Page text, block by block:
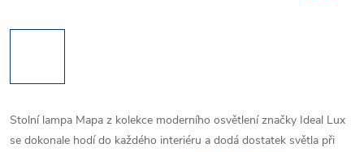
Stolní lampa Mapa z kolekce moderního osvětlení značky Ideal Lux
se dokonale hodí do každého interiéru a dodá dostatek světla při